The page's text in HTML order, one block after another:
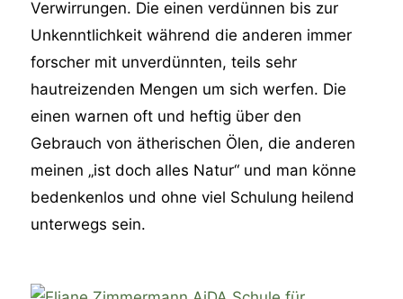
Verwirrungen. Die einen verdünnen bis zur
Unkenntlichkeit während die anderen immer
forscher mit unverdünnten, teils sehr
hautreizenden Mengen um sich werfen. Die
einen warnen oft und heftig über den
Gebrauch von ätherischen Ölen, die anderen
meinen „ist doch alles Natur“ und man könne
bedenkenlos und ohne viel Schulung heilend
unterwegs sein.